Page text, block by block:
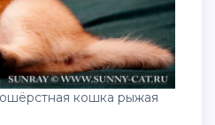
кошка рыжая